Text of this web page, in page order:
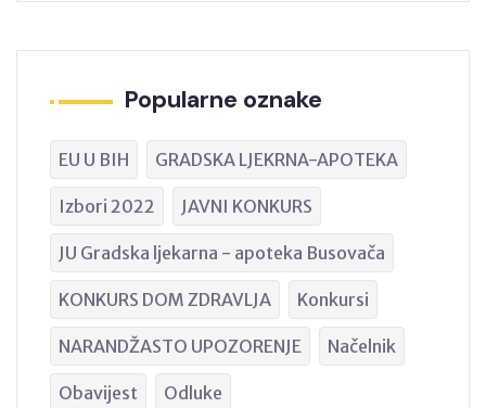
Popularne oznake
EU U BIH GRADSKA LJEKRNA-APOTEKA
Izbori 2022 JAVNI KONKURS
JU Gradska ljekarna - apoteka Busovača
KONKURS DOM ZDRAVLJA Konkursi
NARANDŽASTO UPOZORENJE Načelnik
Obavijest Odluke